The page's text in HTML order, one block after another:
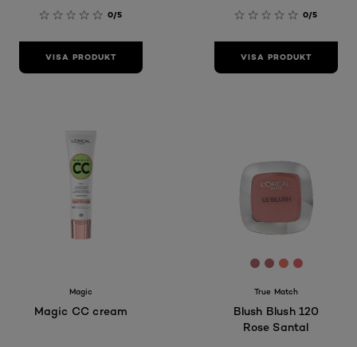
0/5
VISA PRODUKT
0/5
VISA PRODUKT
Magic
Magic CC cream
[Color]: #B56971
[Color]:
[Color]:
[Color]:
True Match
Blush Blush 120
Rose Santal